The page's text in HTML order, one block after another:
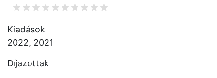
Kiadások
2022, 2021
Díjazottak